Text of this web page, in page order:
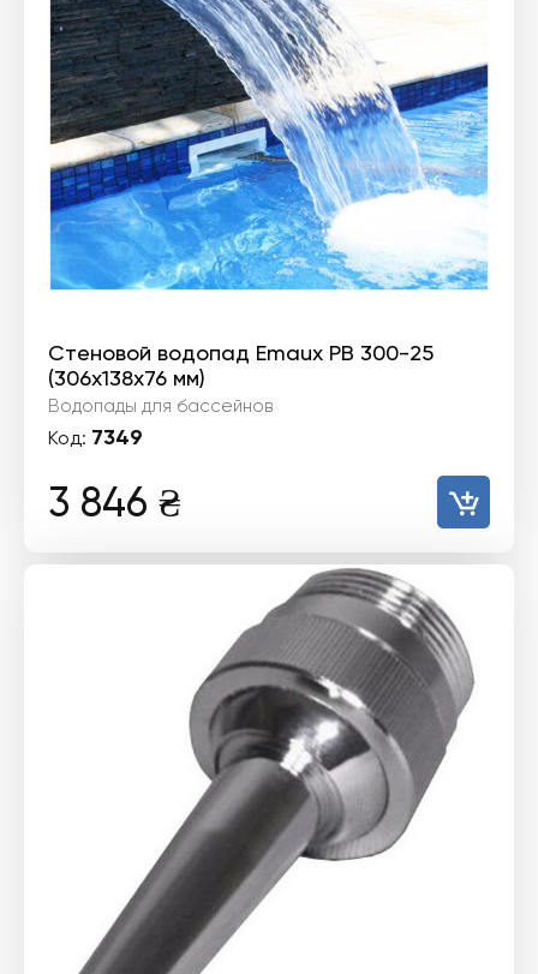
Стеновой водопад Emaux PB 300-25
(306х138х76 мм)
Водопады для бассейнов
Код: 7349
3 846 ₴